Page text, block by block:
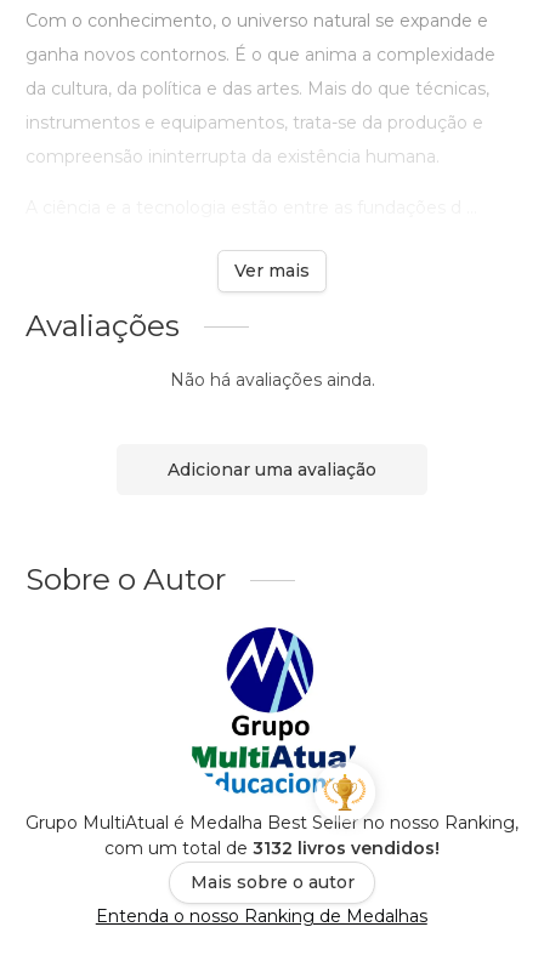
Com o conhecimento, o universo natural se expande e
ganha novos contornos. É o que anima a complexidade
da cultura, da política e das artes. Mais do que técnicas,
instrumentos e equipamentos, trata-se da produção e
compreensão ininterrupta da existência humana.
Ver mais
Avaliações
Não há avaliações ainda.
Adicionar uma avaliação
Sobre o Autor
Grupo MultiAtual é Medalha Best Seller no nosso Ranking,
com um total de 3132 livros vendidos!
Mais sobre o autor
Entenda o nosso Ranking de Medalhas